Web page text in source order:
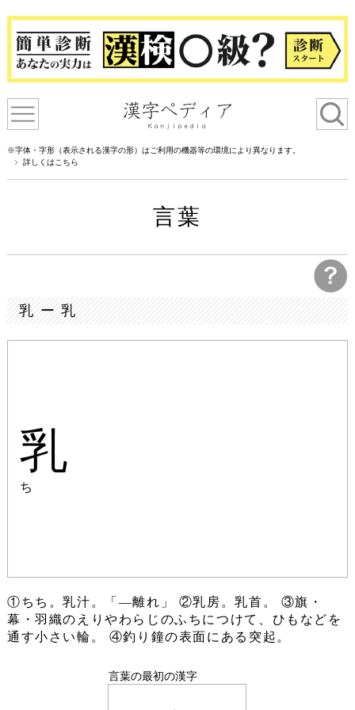
※字体・字形（表示される漢字の形）はご利用の機器等の環境により異なります。
詳しくはこちら
言葉
乳 ー 乳
乳
ち
①ちち。乳汁。「―離れ」 ②乳房。乳首。 ③旗・
幕・羽織のえりやわらじのふちにつけて、ひもなどを
通す小さい輪。 ④釣り鐘の表面にある突起。
言葉の最初の漢字